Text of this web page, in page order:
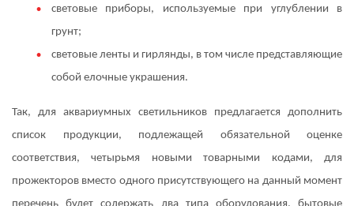
световые приборы, используемые при углублении в
грунт;
световые ленты и гирлянды, в том числе представляющие
собой елочные украшения.
Так, для аквариумных светильников предлагается дополнить
список продукции, подлежащей обязательной оценке
соответствия, четырьмя новыми товарными кодами, для
прожекторов вместо одного присутствующего на данный момент